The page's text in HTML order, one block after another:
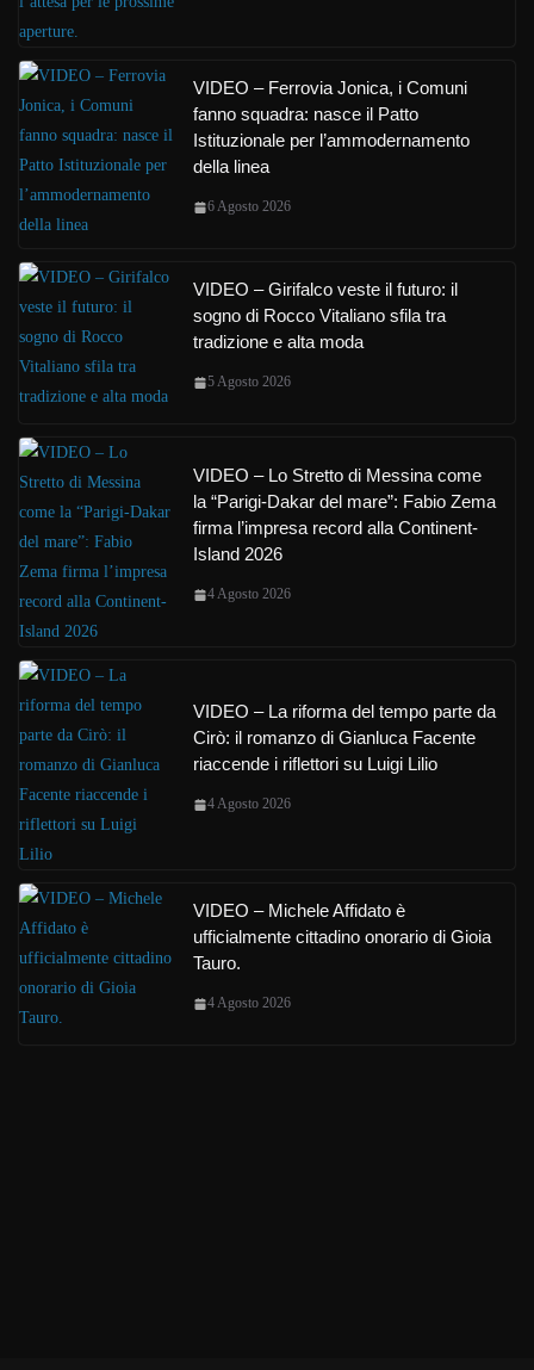
VIDEO – Ferrovia Jonica, i Comuni
fanno squadra: nasce il Patto
Istituzionale per l’ammodernamento
della linea
6 Agosto 2026
VIDEO – Girifalco veste il futuro: il
sogno di Rocco Vitaliano sfila tra
tradizione e alta moda
5 Agosto 2026
VIDEO – Lo Stretto di Messina come
la “Parigi-Dakar del mare”: Fabio Zema
firma l’impresa record alla Continent-
Island 2026
4 Agosto 2026
VIDEO – La riforma del tempo parte da
Cirò: il romanzo di Gianluca Facente
riaccende i riflettori su Luigi Lilio
4 Agosto 2026
VIDEO – Michele Affidato è
ufficialmente cittadino onorario di Gioia
Tauro.
4 Agosto 2026